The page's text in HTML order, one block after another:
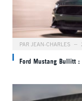
PAR JEAN-CHARLES
Ford Mustang Bullitt :